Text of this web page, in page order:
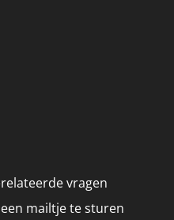
vragen
mailtje te sturen